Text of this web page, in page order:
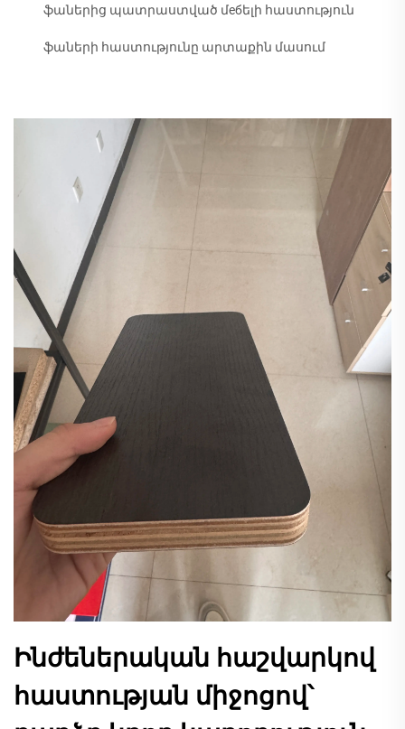
ֆաներից պատրաստված մебելի հաստություն
ֆաների հաստությունը արտաքին մասում
Ինժեներական հաշվարկով
հաստության միջոցով՝